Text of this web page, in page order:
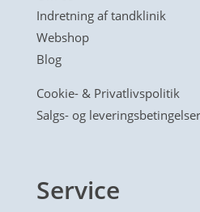
Indretning af tandklinik
Webshop
Blog
Cookie- & Privatlivspolitik
Salgs- og leveringsbetingelser
Service